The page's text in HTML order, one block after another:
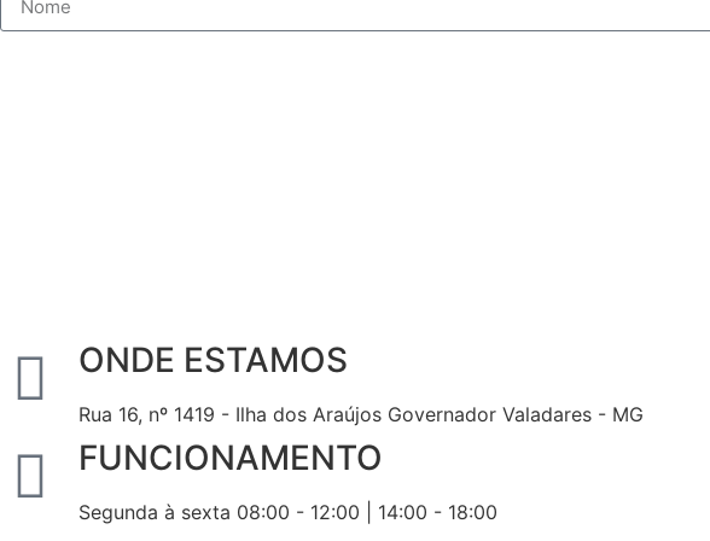
ONDE ESTAMOS
Rua 16, nº 1419 - Ilha dos Araújos Governador Valadares - MG
FUNCIONAMENTO
Segunda à sexta 08:00 - 12:00 | 14:00 - 18:00